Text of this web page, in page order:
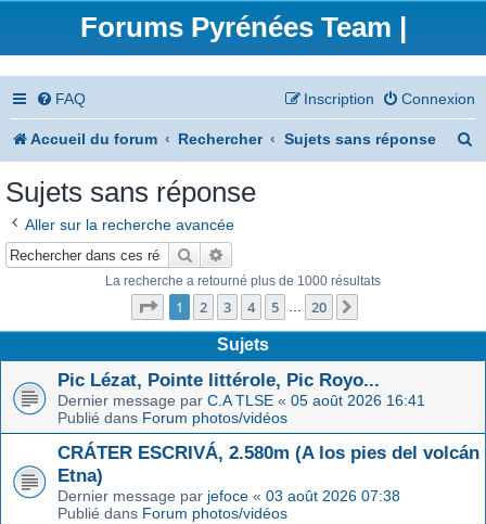
Forums Pyrénées Team |
FAQ Connexion
Inscription
Accueil du forum Rechercher Sujets sans réponse
Sujets sans réponse
Aller sur la recherche avancée
Rechercher
La recherche a retourné plus de 1000 résultats
Page 1sur20
1 2 3 4 5 … 20
Sujets
Pic Lézat, Pointe littérole, Pic Royo...
Dernier message par C.A TLSE « 05 août 2026 16:41
Publié dans Forum photos/vidéos
CRÁTER ESCRIVÁ, 2.580m (A los pies del volcán
Etna)
Dernier message par jefoce « 03 août 2026 07:38
Publié dans Forum photos/vidéos